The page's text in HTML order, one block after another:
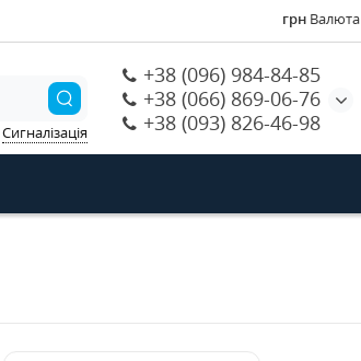
грн Валюта
+38 (096) 984-84-85
+38 (066) 869-06-76
+38 (093) 826-46-98
Сигналізація